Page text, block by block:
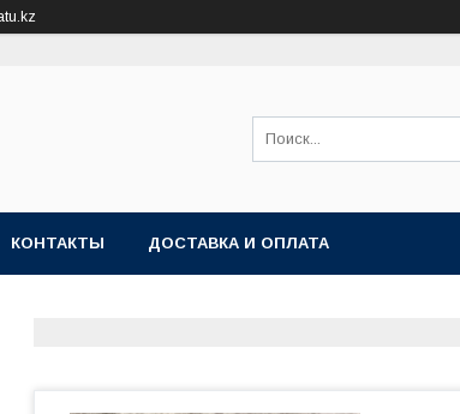
КОНТАКТЫ ДОСТАВКА И ОПЛАТА